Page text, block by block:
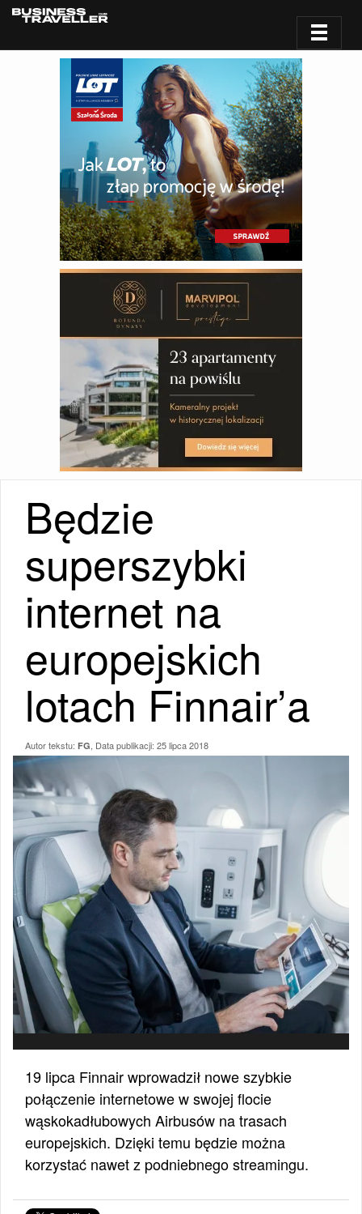
Będzie
superszybki
internet na
europejskich
lotach Finnair’a
Autor tekstu: FG , Data publikacji: 25 lipca 2018
19 lipca Finnair wprowadził nowe szybkie
połączenie internetowe w swojej flocie
wąskokadłubowych Airbusów na trasach
europejskich. Dzięki temu będzie można
korzystać nawet z podniebnego streamingu.